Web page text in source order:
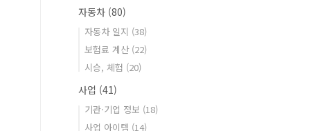
자동차 (80)
자동차 일지 (38)
보험료 계산 (22)
시승, 체험 (20)
사업 (41)
기관·기업 정보 (18)
사업 아이템 (14)